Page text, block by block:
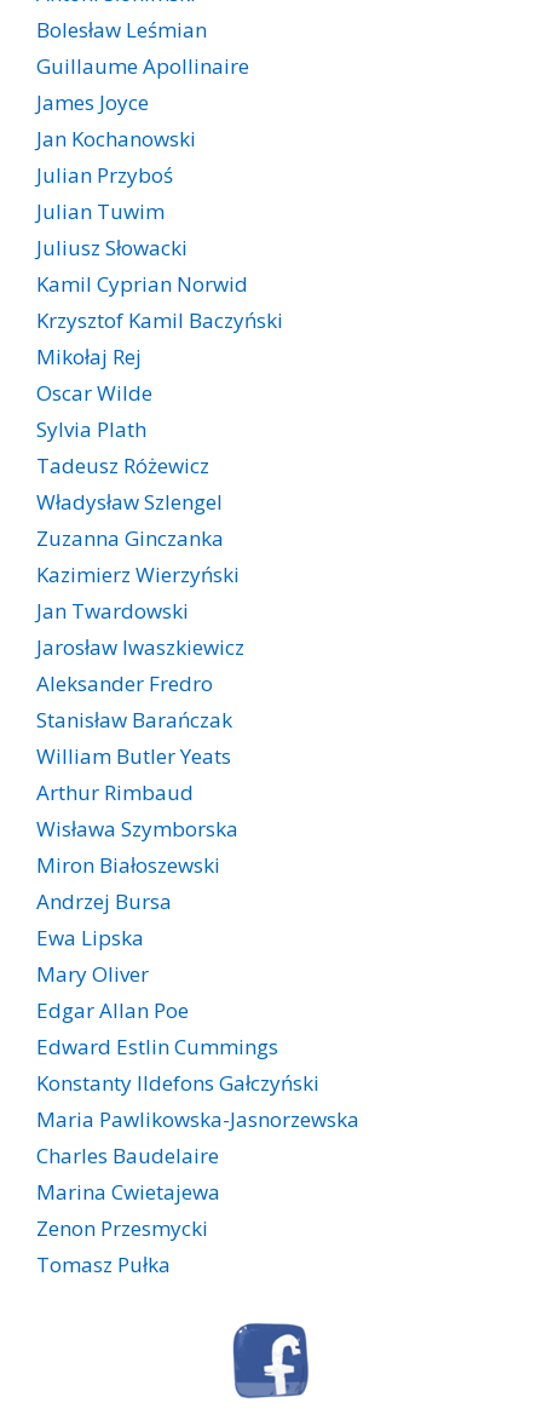
Bolesław Leśmian
Guillaume Apollinaire
James Joyce
Jan Kochanowski
Julian Przyboś
Julian Tuwim
Juliusz Słowacki
Kamil Cyprian Norwid
Krzysztof Kamil Baczyński
Mikołaj Rej
Oscar Wilde
Sylvia Plath
Tadeusz Różewicz
Władysław Szlengel
Zuzanna Ginczanka
Kazimierz Wierzyński
Jan Twardowski
Jarosław Iwaszkiewicz
Aleksander Fredro
Stanisław Barańczak
William Butler Yeats
Arthur Rimbaud
Wisława Szymborska
Miron Białoszewski
Andrzej Bursa
Ewa Lipska
Mary Oliver
Edgar Allan Poe
Edward Estlin Cummings
Konstanty Ildefons Gałczyński
Maria Pawlikowska-Jasnorzewska
Charles Baudelaire
Marina Cwietajewa
Zenon Przesmycki
Tomasz Pułka